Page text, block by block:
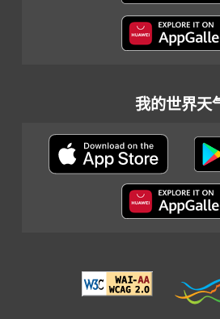
我的世界天